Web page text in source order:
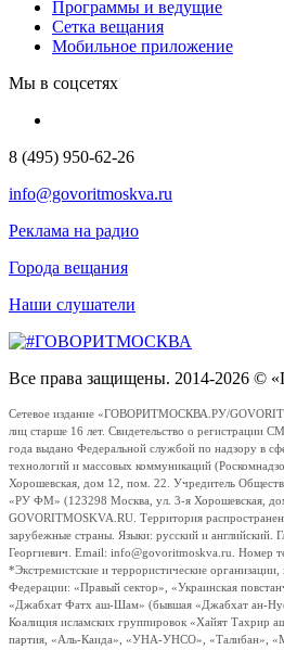
Программы и ведущие
Сетка вещания
Мобильное приложение
Мы в соцсетях
8 (495) 950-62-26
info@govoritmoskva.ru
Реклама на радио
Города вещания
Наши слушатели
Все права защищены. 2014-2026 ©
Сетевое издание «ГОВОРИТМОСКВА.РУ/
лиц старше 16 лет. Свидетельство о
года выдано Федеральной службой по надзору в
технологий и массовых коммуникаций
Хорошевская, дом 12, пом. 22. Учредитель
«РУ ФМ» (123298 Москва, ул. 3-я Хорошевская,
GOVORITMOSKVA.RU. Территория
зарубежные страны. Языки: русский и английский.
Георгиевич. Email: info@govoritmoskva.ru. Номер
*Экстремистские и террористические
Федерации: «Правый сектор», «Украинская
«Джабхат Фатх аш-Шам» (бывшая «Джабхат ан-
Коалиция исламских группировок «Хайят Тахрир
партия, «Аль-Каида», «УНА-УНСО», «Талибан»,